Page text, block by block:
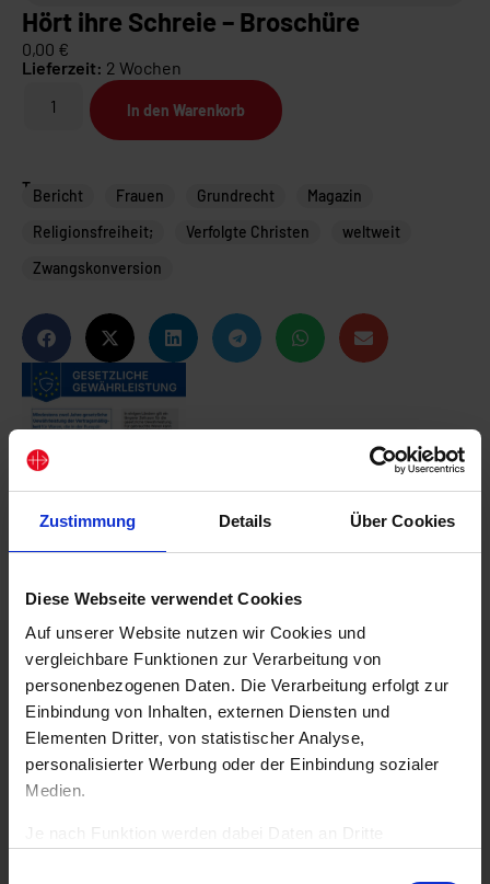
Zustimmung Details Über Cookies
Diese Webseite verwendet Cookies
Auf unserer Website nutzen wir Cookies und
vergleichbare Funktionen zur Verarbeitung von
personenbezogenen Daten. Die Verarbeitung erfolgt zur
Einbindung von Inhalten, externen Diensten und
Elementen Dritter, von statistischer Analyse,
personalisierter Werbung oder der Einbindung sozialer
Medien.
Je nach Funktion werden dabei Daten an Dritte
Hört ihre Schreie – Broschüre
0,00 €
Lieferzeit: 2 Wochen
In den Warenkorb
TagsBericht Frauen Grundrecht
Magazin
Religionsfreiheit;
Verfolgte Christen
weltweit
Zwangskonversion
Beschreibung
Die Autoren von „Hört ihre Schreie“ sind Mitarbeiter des
britischen Büros von „Kirche in Not“, die gemeinsam mit
Menschenrechtsaktivistinnen den Hinweisen aus dem
Religionsfreiheits-Bericht mit ihren Recherchen gefolgt sind. In
„Hört ihre Schreie“ haben sie Fallstudien aus Syrien, dem Irak,
Pakistan, Ägypten, Nigeria und Mosambik zusammengestellt,
islamistischer Terrorgruppen belegen.